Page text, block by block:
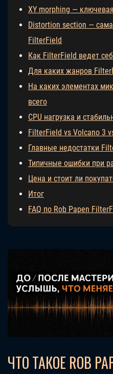
XY morphing —
Distortion section —
FilterField
Как FilterField ведет
Для каких жанров
На каких элементах
всего
CPU нагрузка и
FilterField vs Volcano 3
Главные недостатки
Типичные ошибки при
Цена и стоит ли
Итог
FAQ по Rob Papen
ЧТО ТАКОЕ ROB